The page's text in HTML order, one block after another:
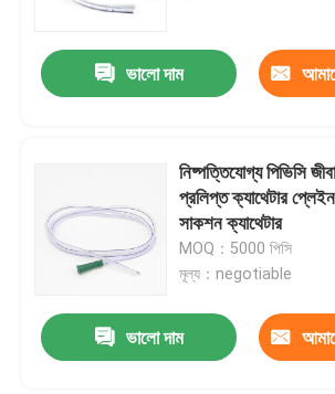
ভালো দাম
নিষ্পত্তিযোগ্য পিভিসি
প্রলিপ্ত ক্যাথেটার
সাকশন ক্যাথেটার
MOQ：5000 পিসি
মূল্য：negotiable
ভালো দাম